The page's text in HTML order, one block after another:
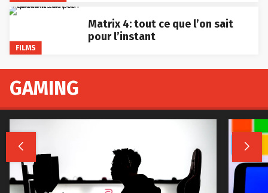
FILMS
Matrix 4: tout ce que l’on sait
pour l’instant
GAMING
 